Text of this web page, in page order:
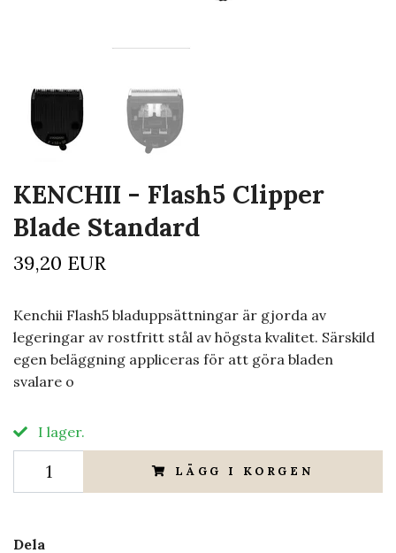
KENCHII - Flash5 Clipper
Blade Standard
39,20 EUR
Kenchii Flash5 bladuppsättningar är gjorda av
legeringar av rostfritt stål av högsta kvalitet. Särskild
egen beläggning appliceras för att göra bladen
svalare o
I lager.
LÄGG I KORGEN
Dela